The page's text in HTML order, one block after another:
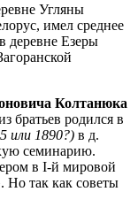
Угляны
имел среднее
деревне Езеры
Колтанюка
братьев родился в
или 1890?) в д.
семинарию.
в I-й мировой
Но так как советы